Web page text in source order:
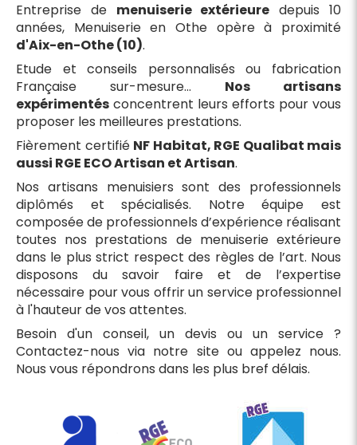
Entreprise de menuiserie extérieure depuis 10
années, Menuiserie en Othe opère à proximité
d'Aix-en-Othe (10).
Etude et conseils personnalisés ou fabrication
Française sur-mesure... Nos artisans
expérimentés concentrent leurs efforts pour vous
proposer les meilleures prestations.
Fièrement certifié NF Habitat, RGE Qualibat mais
aussi RGE ECO Artisan et Artisan.
Nos artisans menuisiers sont des professionnels
diplômés et spécialisés. Notre équipe est
composée de professionnels d’expérience réalisant
toutes nos prestations de menuiserie extérieure
dans le plus strict respect des règles de l’art. Nous
disposons du savoir faire et de l’expertise
nécessaire pour vous offrir un service professionnel
à l'hauteur de vos attentes.
Besoin d'un conseil, un devis ou un service ?
Contactez-nous via notre site ou appelez nous.
Nous vous répondrons dans les plus bref délais.